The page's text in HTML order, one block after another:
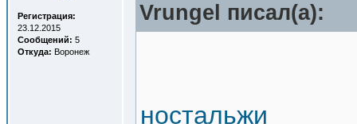
Регистрация:
23.12.2015
Сообщений: 5
Откуда: Воронеж
Vrungel писал(a):
ностальжи